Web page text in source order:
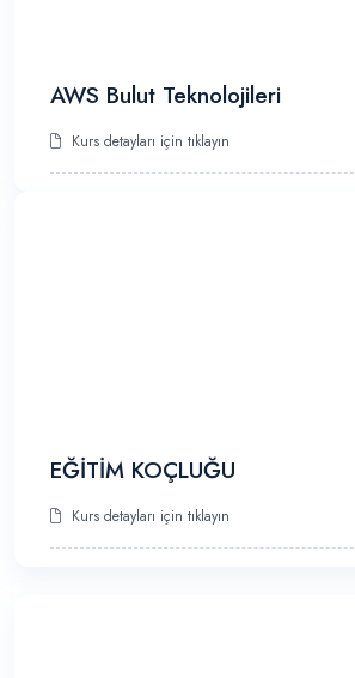
AWS Bulut Teknolojileri
Kurs detayları için tıklayın
EĞİTİM KOÇLUĞU
Kurs detayları için tıklayın